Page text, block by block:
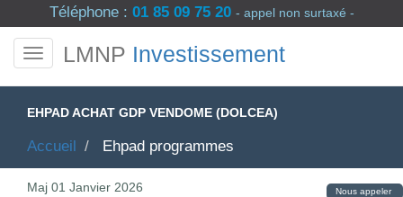
Téléphone : 01 85 09 75 20 - appel non surtaxé -
Nous appeler
LMNP Investissement
EHPAD ACHAT GDP VENDOME (DOLCEA)
Accueil Ehpad programmes
Maj 01 Janvier 2026